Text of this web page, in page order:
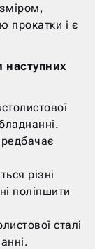
прокатки і є
наступних
різні
поліпшити
сталі